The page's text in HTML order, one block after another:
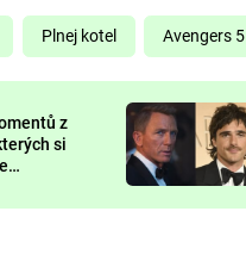
CHUCK
NORRIS
DEADPOOL
Plnej kotel Avengers 5
z
si